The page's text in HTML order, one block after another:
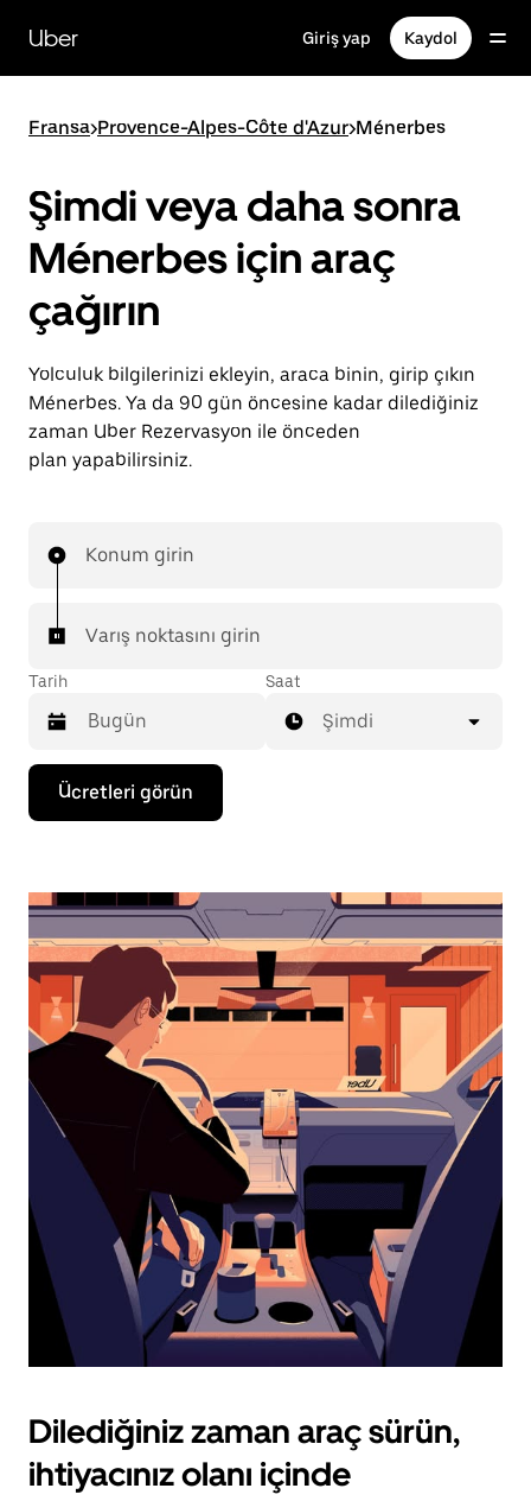
içeriğe
gidinUber Giriş yap Kaydol
Fransa>Provence-Alpes-Côte d'Azur>Ménerbes
Şimdi veya daha sonra
Ménerbes için araç
çağırın
Yolculuk bilgilerinizi ekleyin, araca binin, girip çıkın
Ménerbes. Ya da 90 gün öncesine kadar dilediğiniz
zaman Uber Rezervasyon ile önceden
plan yapabilirsiniz.
Konum girin
Varış noktasını girin
Tarih
Takvimle
etkileşime
geçmek
seçmek
aşağı
ok
tuşuna
basın.
Takvimi
kapatmak
için
escape
tuşuna
basın.
Saat
Şimdi
Ücretleri görün
Dilediğiniz zaman araç sürün,
ihtiyacınız olanı içinde